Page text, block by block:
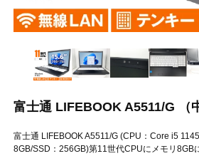
富士通 LIFEBOOK A5511/G （
富士通 LIFEBOOK A5511/G (CPU：Core i5
8GB/SSD：256GB)第11世代CPUにメモリ8GB